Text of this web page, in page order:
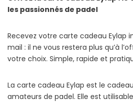
les passionnés de padel
Recevez votre carte cadeau
mail : il ne vous restera plus qu’à
votre choix. Simple, rapide et
La carte cadeau Eylap est le
amateurs de padel. Elle est